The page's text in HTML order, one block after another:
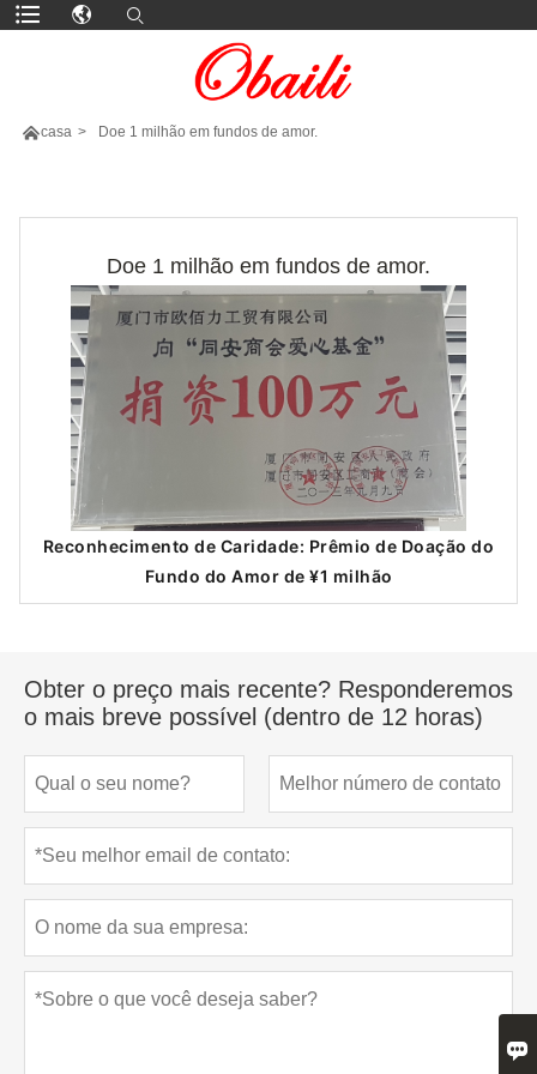
casa > Doe 1 milhão em fundos de amor.
Doe 1 milhão em fundos de amor.
Reconhecimento de Caridade: Prêmio de Doação do
Fundo do Amor de ¥1 milhão
Obter o preço mais recente? Responderemos
o mais breve possível (dentro de 12 horas)
